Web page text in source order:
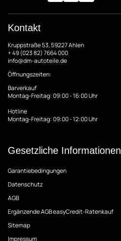
Kontakt
Kruppstraße 53, 59227 Ahlen
+ 49 (023 82) 7664 000
info@dm-autoteile.de
Öffnungszeiten:
Barverkauf
Montag-Freitag: 09:00 - 16:00 Uhr
Hotline
Montag-Freitag: 09:00 - 12:00 Uhr
Gesetzliche Informationen
Garantiebedingungen
Datenschutz
AGB
Ergänzende AGB easyCredit-Ratenkauf
Sitemap
Impressum